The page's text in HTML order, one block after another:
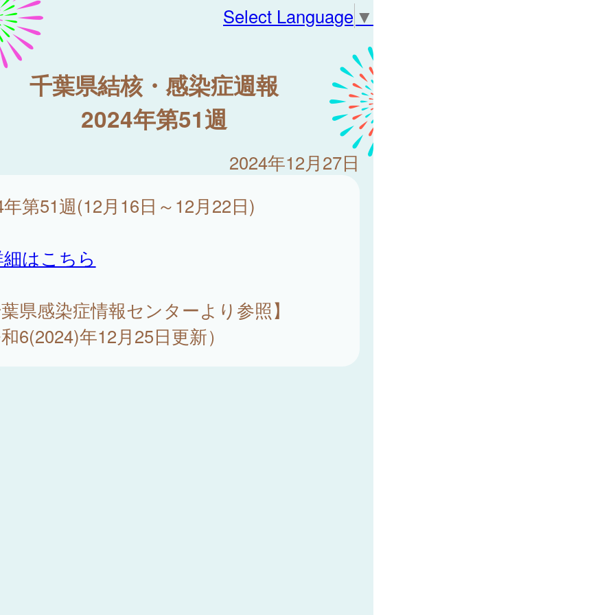
Select Language ▼
千葉県結核・感染症週報
2024年第51週
2024年12月27日
第51週(12月16日～12月22日)
はこちら
県感染症情報センターより参照】
6(2024)年12月25日更新）